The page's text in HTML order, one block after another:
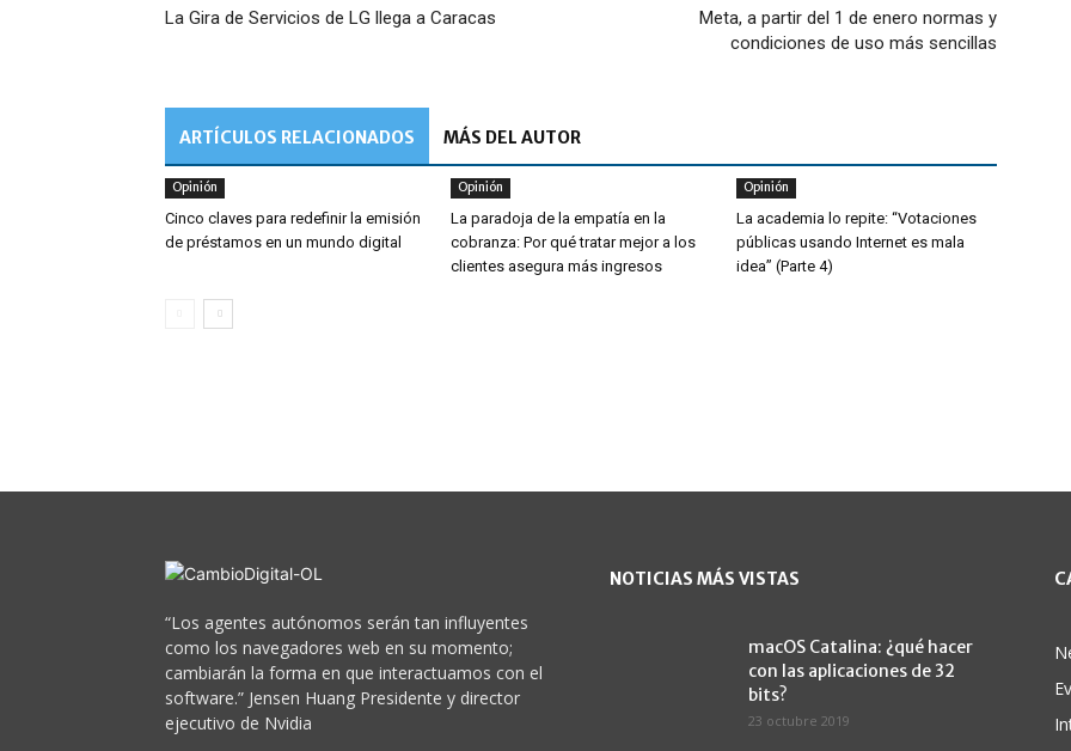
La Gira de Servicios de LG llega a Caracas
Meta, a partir del 1 de enero normas y
condiciones de uso más sencillas
ARTÍCULOS RELACIONADOS MÁS DEL AUTOR
Opinión
Cinco claves para redefinir la emisión
de préstamos en un mundo digital
Opinión
La paradoja de la empatía en la
cobranza: Por qué tratar mejor a los
clientes asegura más ingresos
Opinión
La academia lo repite: “Votaciones
públicas usando Internet es mala
idea” (Parte 4)
“Los agentes autónomos serán tan influyentes
como los navegadores web en su momento;
cambiarán la forma en que interactuamos con el
software.” Jensen Huang Presidente y director
ejecutivo de Nvidia
NOTICIAS MÁS VISTAS
macOS Catalina: ¿qué hacer
con las aplicaciones de 32
bits?
23 octubre 2019